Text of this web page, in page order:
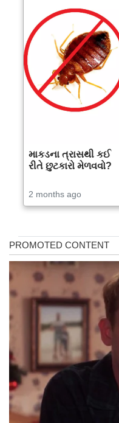
માકડના ત્રાસથી કઈ
રીતે છુટકારો મેળવવો?
2 months ago